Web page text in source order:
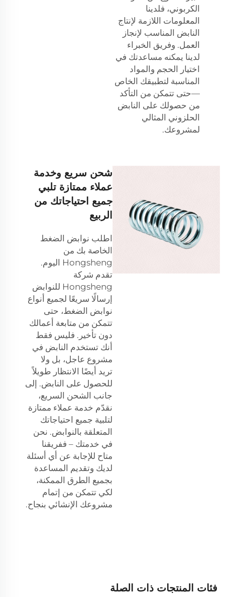
الكربوني، فلدينا
المعلومات اللازمة لإنتاج
النابض المناسب لإنجاز
العمل. وفريق الخبراء
لدينا يمكنه مساعدتك في
اختيار الحجم والمواد
المناسبة لتطبيقك الخاص
—حتى تتمكن من التأكد
من حصولك على النابض
الحلزوني المثالي
لمشروعك.
شحن سريع وخدمة
عملاء ممتازة تلبي
جميع احتياجاتك من
الربيع
اطلب نوابض الضغط
الخاصة بك من
Hongsheng اليوم.
تقدم شركة
Hongsheng للنوابض
إرسالًا سريعًا لجميع أنواع
نوابض الضغط، حتى
تتمكن من متابعة أعمالك
دون تأخير. فليس فقط
أنك تستخدم النابض في
مشروع عاجل، بل ولا
تريد أيضًا الانتظار طويلاً
للحصول على النابض. إلى
جانب الشحن السريع،
نقدّم خدمة عملاء ممتازة
لتلبية جميع احتياجاتك
المتعلقة بالنوابض. نحن
في خدمتك – ففريقنا
متاح للإجابة عن أي أسئلة
لديك وتقديم المساعدة
بجميع الطرق الممكنة،
لكي تتمكن من إتمام
مشروعك الإنشائي بنجاح.
فئات المنتجات ذات الصلة